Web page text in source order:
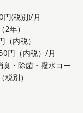
(税別)/月
年）
内税）
円（内税）/月
臭・除菌・撥水コー
別）